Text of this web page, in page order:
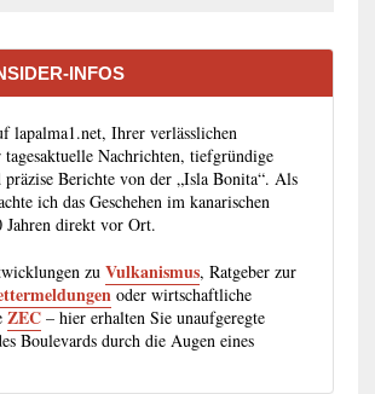
INFOS
lapalma1.net, Ihrer verlässlichen
Nachrichten, tiefgründige
präzise Berichte von der „Isla Bonita“. Als
ich das Geschehen im kanarischen
direkt vor Ort.
zu Vulkanismus, Ratgeber zur
oder wirtschaftliche
ZEC– hier erhalten Sie unaufgeregte
Boulevards durch die Augen eines